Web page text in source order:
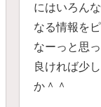
にはいろん
なる情報を
なーっと思
良ければ少
か＾＾